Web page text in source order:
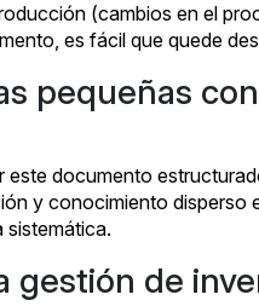
(cambios en el
es fácil que quede
pequeñas
documento
y conocimiento disperso
sistemática.
gestión de